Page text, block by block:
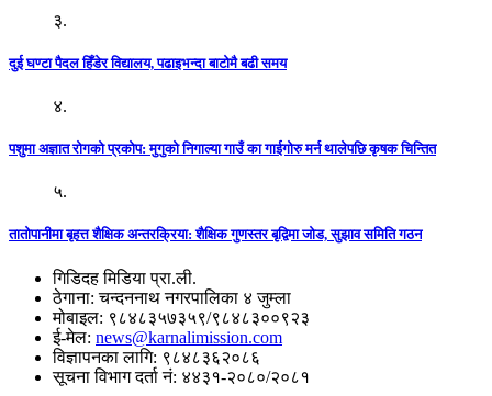
३.
दुई घण्टा पैदल हिँडेर विद्यालय, पढाइभन्दा बाटोमै बढी समय
४.
पशुमा अज्ञात रोगको प्रकोप: मुगुको निगाल्या गाउँ का गाईगोरु मर्न थालेपछि कृषक चिन्तित
५.
तातोपानीमा बृहत्त शैक्षिक अन्तरक्रिया: शैक्षिक गुणस्तर बृद्विमा जोड, सुझाव समिति गठन
गिडिदह मिडिया प्रा.ली.
ठेगाना: चन्दननाथ नगरपालिका ४ जुम्ला
मोबाइल: ९८४८३५७३५९/९८४८३००९२३
ई-मेल: news@karnalimission.com
विज्ञापनका लागि: ९८४८३६२०८६
सूचना विभाग दर्ता नं: ४४३१-२०८०/२०८१